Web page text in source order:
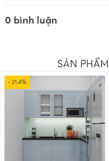
0 bình luận
SẢN
- 21.4%